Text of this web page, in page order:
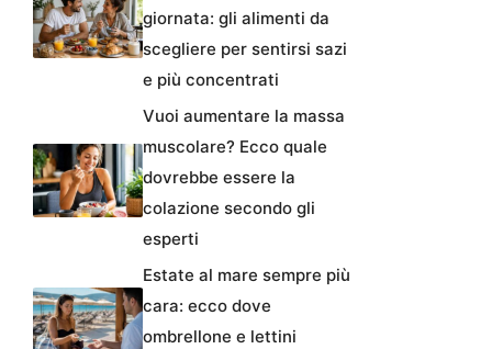
giornata: gli alimenti da
scegliere per sentirsi sazi
e più concentrati
Vuoi aumentare la massa
muscolare? Ecco quale
dovrebbe essere la
colazione secondo gli
esperti
Estate al mare sempre più
cara: ecco dove
ombrellone e lettini